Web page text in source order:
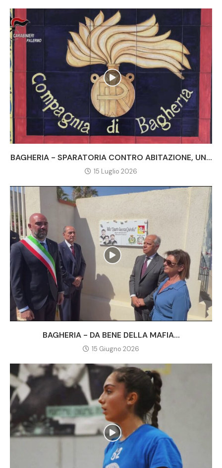
BAGHERIA - SPARATORIA CONTRO ABITAZIONE, UN...
15 Luglio 2026
BAGHERIA - DA BENE DELLA MAFIA...
15 Giugno 2026